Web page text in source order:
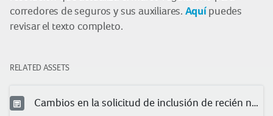
corredores de seguros y sus auxiliares. Aquípuedes
revisar el texto completo.
RELATED ASSETS
Cambios en la solicitud de inclusión de recién nacidos